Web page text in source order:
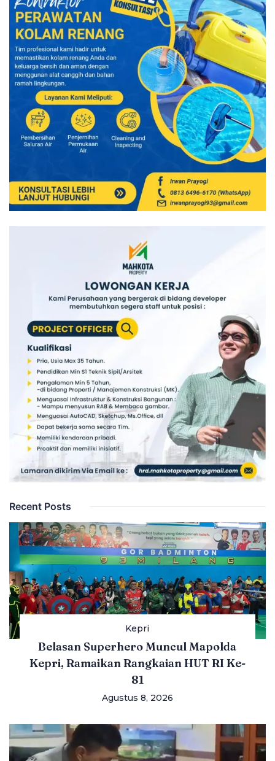
Recent Posts
Kepri
Belasan Superhero Muncul Mapolda
Kepri, Ramaikan Rangkaian HUT RI Ke-
81
Agustus 8, 2026